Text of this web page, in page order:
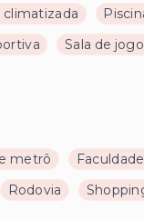
climatizada
Sala de
metrô Faculdade
Rodovia